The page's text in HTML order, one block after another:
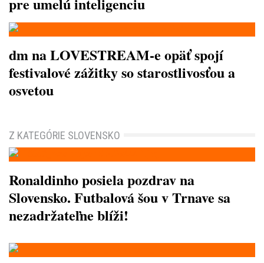
dm na LOVESTREAM-e opäť spojí
festivalové zážitky so starostlivosťou a
osvetou
Z KATEGÓRIE SLOVENSKO
Ronaldinho posiela pozdrav na
Slovensko. Futbalová šou v Trnave sa
nezadržateľne blíži!